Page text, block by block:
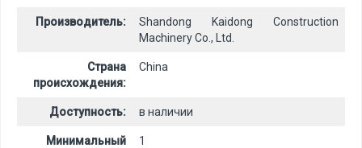
Производитель:
Shandong Kaidong Construction
Machinery Co., Ltd.
Страна
происхождения:
China
Доступность: в наличии
Минимальный
1